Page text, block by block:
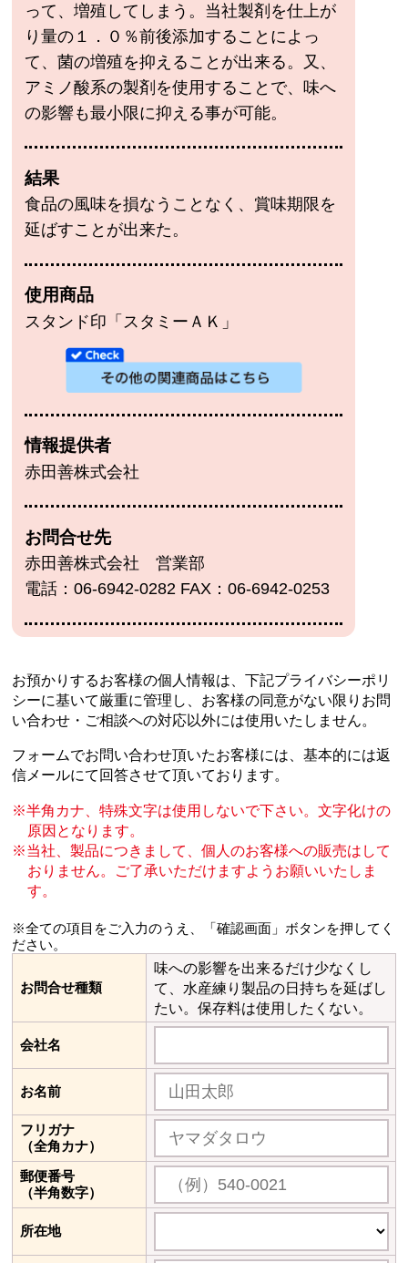
って、増殖してしまう。当社製剤を仕上が
り量の１．０％前後添加することによっ
て、菌の増殖を抑えることが出来る。又、
アミノ酸系の製剤を使用することで、味へ
の影響も最小限に抑える事が可能。
結果
食品の風味を損なうことなく、賞味期限を
延ばすことが出来た。
使用商品
スタンド印「スタミーＡＫ」
情報提供者
赤田善株式会社
お問合せ先
赤田善株式会社 営業部
電話：06-6942-0282 FAX：06-6942-0253
お預かりするお客様の個人情報は、下記プライバシーポリ
シーに基いて厳重に管理し、 お客様の同意がない限りお問
い合わせ・ご相談への対応以外には使用いたしません。
フォームでお問い合わせ頂いたお客様には、基本的には返
信メールにて回答させて頂いております。
半角カナ、特殊文字は使用しないで下さい。文字化けの
原因となります。
当社、製品につきまして、個人のお客様への販売はして
おりません。
ご了承いただけますようお願いいたしま
す。
※全ての項目をご入力のうえ、「確認画面」ボタンを押してく
ださい。
お問合せ種類
味への影響を出来るだけ少なくし
て、水産練り製品の日持ちを延ばし
たい。保存料は使用したくない。
会社名
お名前
フリガナ
（全角カナ）
郵便番号
（半角数字）
所在地